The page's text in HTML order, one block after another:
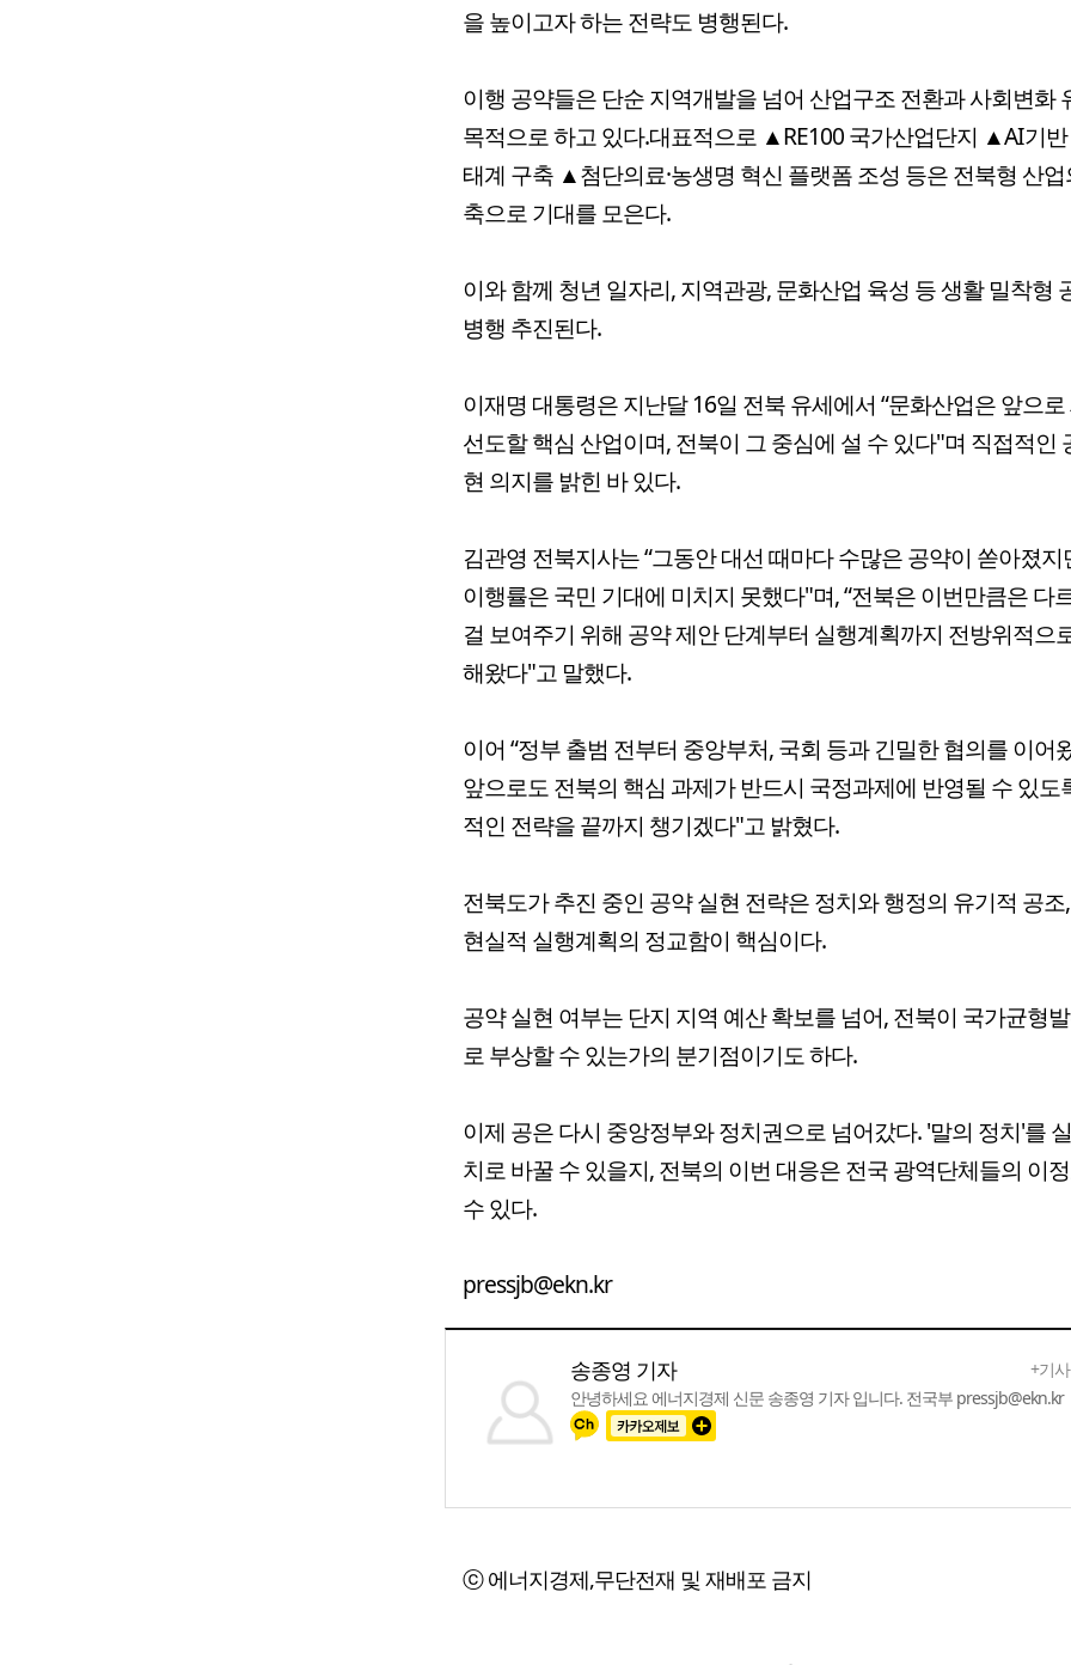
을 높이고자 하는 전략도 병행된다.
이행 공약들은 단순 지역개발을 넘어 산업구조 전환과 사회변화
목적으로 하고 있다.대표적으로 ▲RE100 국가산업단지 ▲AI기반
태계 구축 ▲첨단의료·농생명 혁신 플랫폼 조성 등은 전북형 산업
축으로 기대를 모은다.
이와 함께 청년 일자리, 지역관광, 문화산업 육성 등 생활 밀착형
병행 추진된다.
이재명 대통령은 지난달 16일 전북 유세에서 “문화산업은 앞으
선도할 핵심 산업이며, 전북이 그 중심에 설 수 있다"며 직접적인
현 의지를 밝힌 바 있다.
김관영 전북지사는 “그동안 대선 때마다 수많은 공약이 쏟아졌지
이행률은 국민 기대에 미치지 못했다"며, “전북은 이번만큼은 다
걸 보여주기 위해 공약 제안 단계부터 실행계획까지 전방위적으
해왔다"고 말했다.
이어 “정부 출범 전부터 중앙부처, 국회 등과 긴밀한 협의를 이어
앞으로도 전북의 핵심 과제가 반드시 국정과제에 반영될 수 있도
적인 전략을 끝까지 챙기겠다"고 밝혔다.
전북도가 추진 중인 공약 실현 전략은 정치와 행정의 유기적 공
현실적 실행계획의 정교함이 핵심이다.
공약 실현 여부는 단지 지역 예산 확보를 넘어, 전북이 국가균형
로 부상할 수 있는가의 분기점이기도 하다.
이제 공은 다시 중앙정부와 정치권으로 넘어갔다. '말의 정치'를
치로 바꿀 수 있을지, 전북의 이번 대응은 전국 광역단체들의 이
수 있다.
pressjb@ekn.kr
송종영 기자
+기
안녕하세요 에너지경제 신문 송종영 기자 입니다. 전국부 pressjb@ekn.kr
ⓒ 에너지경제,무단전재 및 재배포 금지